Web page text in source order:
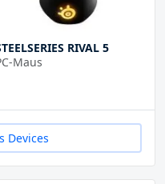
RIVAL 5
Maus
Devices